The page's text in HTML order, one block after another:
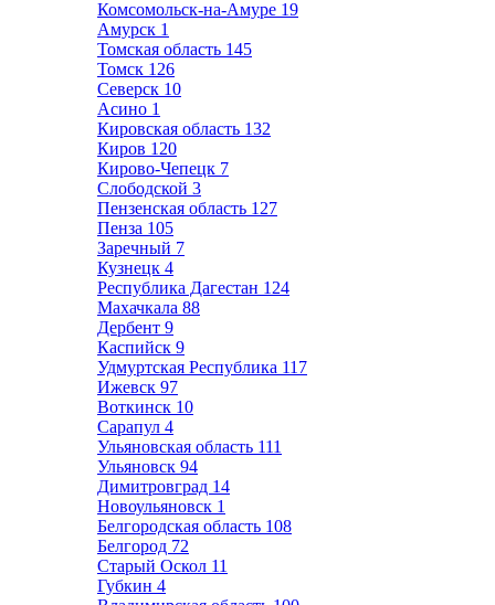
Комсомольск-на-Амуре 19
Амурск 1
Томская область 145
Томск 126
Северск 10
Асино 1
Кировская область 132
Киров 120
Кирово-Чепецк 7
Слободской 3
Пензенская область 127
Пенза 105
Заречный 7
Кузнецк 4
Республика Дагестан 124
Махачкала 88
Дербент 9
Каспийск 9
Удмуртская Республика 117
Ижевск 97
Воткинск 10
Сарапул 4
Ульяновская область 111
Ульяновск 94
Димитровград 14
Новоульяновск 1
Белгородская область 108
Белгород 72
Старый Оскол 11
Губкин 4